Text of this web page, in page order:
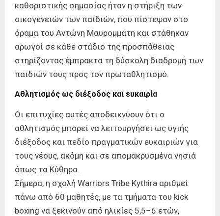
καθοριστικής σημασίας ήταν η στήριξη των
οικογενειών των παιδιών, που πίστεψαν στο
όραμα του Αντώνη Μαυρομμάτη και στάθηκαν
αρωγοί σε κάθε στάδιο της προσπάθειας
στηρίζοντας έμπρακτα τη δύσκολη διαδρομή των
παιδιών τους προς τον πρωταθλητισμό.
Αθλητισμός ως διέξοδος και ευκαιρία
Οι επιτυχίες αυτές αποδεικνύουν ότι ο
αθλητισμός μπορεί να λειτουργήσει ως υγιής
διέξοδος και πεδίο πραγματικών ευκαιριών για
τους νέους, ακόμη και σε απομακρυσμένα νησιά
όπως τα Κύθηρα.
Σήμερα, η σχολή Warriors Tribe Kythira αριθμεί
πάνω από 60 μαθητές, με τα τμήματα του kick
boxing να ξεκινούν από ηλικίες 5,5–6 ετών,